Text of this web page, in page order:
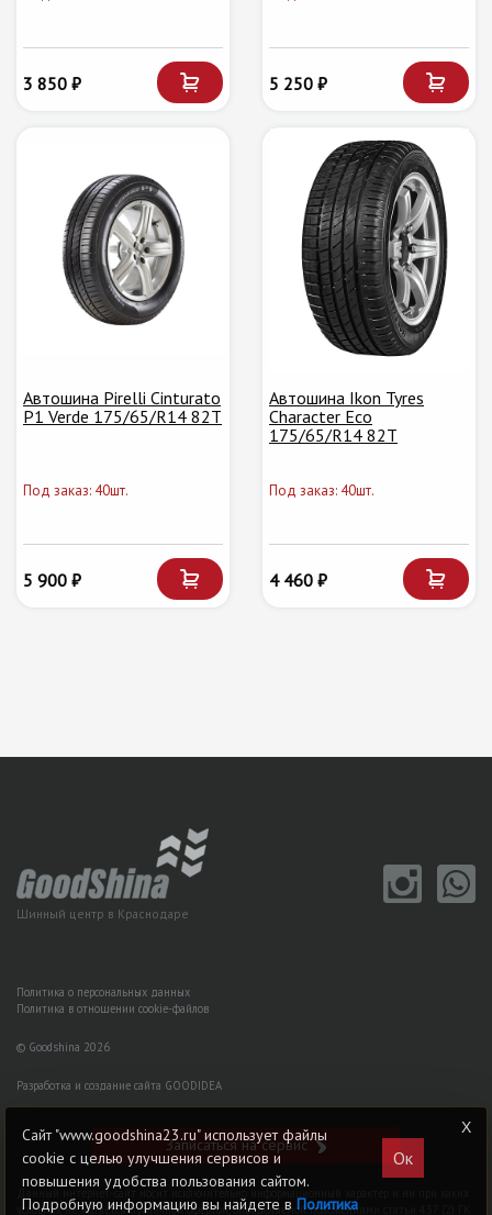
3 850 ₽ 5 250 ₽
Автошина Pirelli Cinturato
P1 Verde 175/65/R14 82T
Под заказ: 40шт.
5 900 ₽
Автошина Ikon Tyres
Character Eco
175/65/R14 82T
Под заказ: 40шт.
4 460 ₽
Шинный центр в Краснодаре
Политика о персональных данных
Политика в отношении cookie-файлов
© Goodshina 2026
Разработка и создание сайта GOODIDEA
Записаться на сервис
Данный интернет-сайт носит исключительно информационный характер и ни при каких
условиях не является публичной офертой, определяемой положениями статьи 437 (2) ГK
Сайт "www.goodshina23.ru" использует файлы
cookie с целью улучшения сервисов и
повышения удобства пользования сайтом.
Подробную информацию вы найдете вПолитика
Ок